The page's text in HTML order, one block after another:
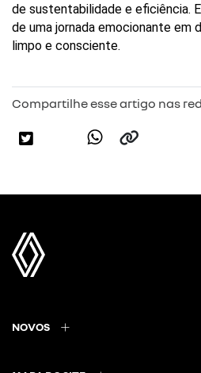
de sustentabilidade e eficiência.
de uma jornada emocionante em
limpo e consciente.
Compartilhe esse artigo nas
NOVOS